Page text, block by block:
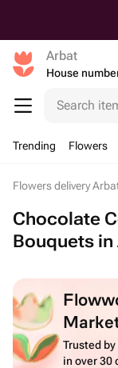
Arbat
Search
Trending Flowers
Flowers delivery
Chocolate
Bouquets in
Trusted
in over 30